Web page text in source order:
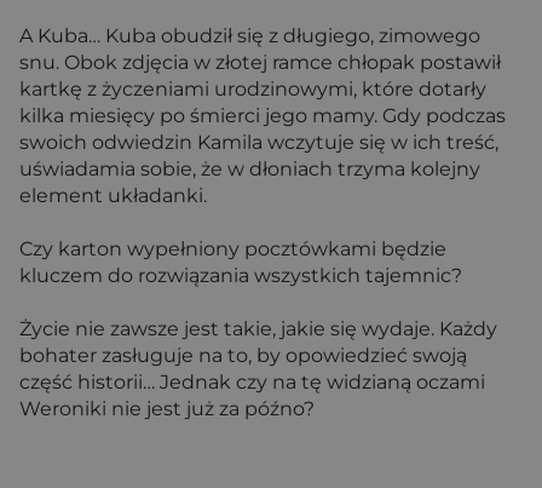
A Kuba… Kuba obudził się z długiego, zimowego
snu. Obok zdjęcia w złotej ramce chłopak postawił
kartkę z życzeniami urodzinowymi, które dotarły
kilka miesięcy po śmierci jego mamy. Gdy podczas
swoich odwiedzin Kamila wczytuje się w ich treść,
uświadamia sobie, że w dłoniach trzyma kolejny
element układanki.
Czy karton wypełniony pocztówkami będzie
kluczem do rozwiązania wszystkich tajemnic?
Życie nie zawsze jest takie, jakie się wydaje. Każdy
bohater zasługuje na to, by opowiedzieć swoją
część historii… Jednak czy na tę widzianą oczami
Weroniki nie jest już za późno?